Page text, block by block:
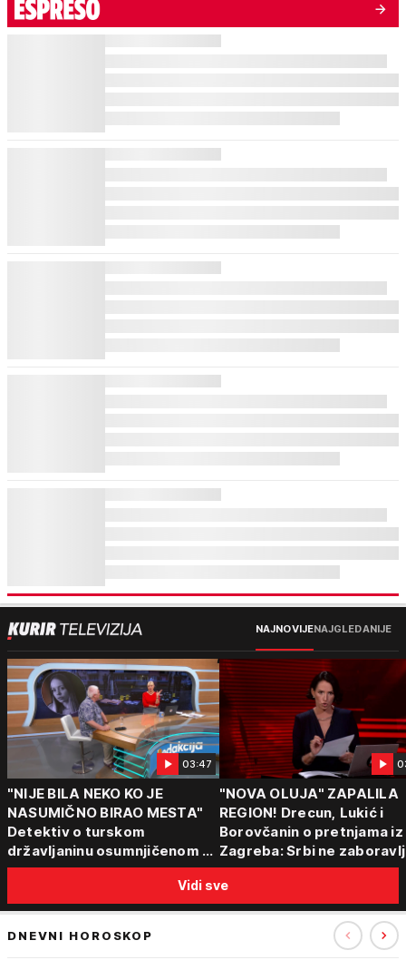
NAJNOVIJENAJGLEDANIJE
03:47
"NIJE BILA NEKO KO JE
NASUMIČNO BIRAO MESTA"
Detektiv o turskom
državljaninu osumnjičenom za
ubistvo Ruskinje (28): "Mogao
umetnik"
"NOVA OLUJA" ZAPALILA
REGION! Drecun, Lukić i
Borovčanin o pretnjama iz
Zagreba: Srbi ne
progon
Vidi sve
DNEVNI HOROSKOP